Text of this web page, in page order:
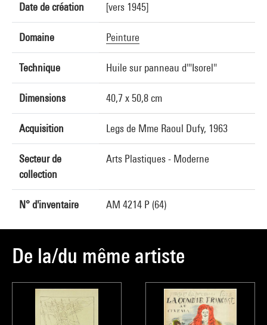
Date de création [vers 1945]
Domaine Peinture
Technique Huile sur panneau d'"Isorel"
Dimensions 40,7 x 50,8 cm
Acquisition Legs de Mme Raoul Dufy, 1963
Secteur de
collection
Arts Plastiques - Moderne
N° d'inventaire AM 4214 P (64)
De la/du même artiste